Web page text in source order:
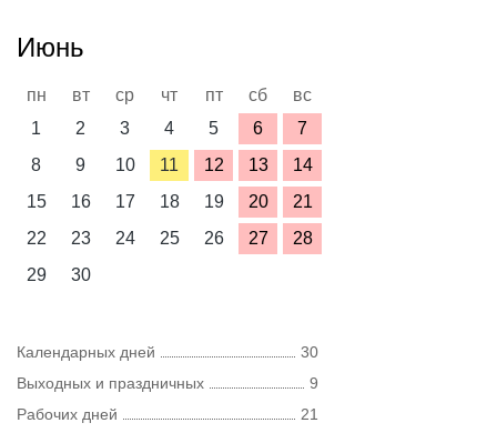
Июнь
пн вт ср чт пт сб
вс
1
2 3 4 5 6
7
8
9 10 11 12 13
14
15
16 17 18 19 20
21
22
23 24 25 26 27
28
29
30
Календарных дней
30
Выходных и праздничных
9
Рабочих дней
21